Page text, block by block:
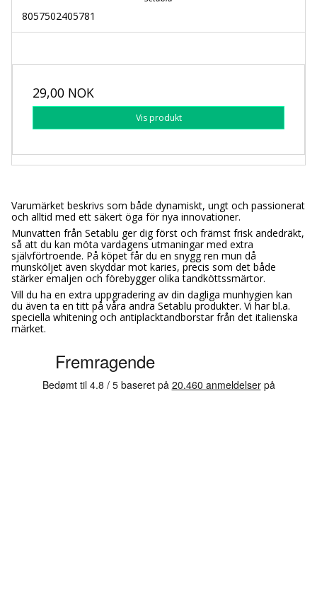
8057502405781
29,00 NOK
Vis produkt
Varumärket beskrivs som både dynamiskt, ungt och passionerat
och alltid med ett säkert öga för nya innovationer.
Munvatten från Setablu ger dig först och främst frisk andedräkt,
så att du kan möta vardagens utmaningar med extra
självförtroende. På köpet får du en snygg ren mun då
munsköljet även skyddar mot karies, precis som det både
stärker emaljen och förebygger olika tandköttssmärtor.
Vill du ha en extra uppgradering av din dagliga munhygien kan
du även ta en titt på våra andra Setablu produkter. Vi har bl.a.
speciella whitening och antiplacktandborstar från det italienska
märket.